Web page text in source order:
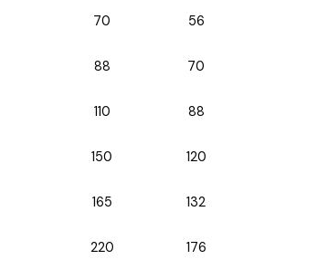
70 56
88 70
110 88
150 120
165 132
220 176